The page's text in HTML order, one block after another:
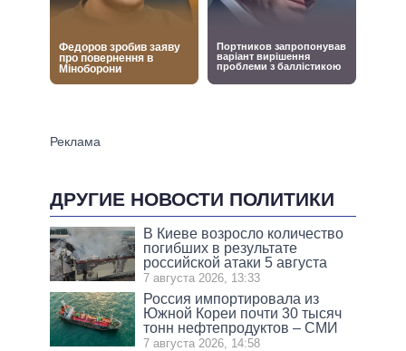
ДРУГИЕ НОВОСТИ ПОЛИТИКИ
В Киеве возросло количество
погибших в результате
российской атаки 5 августа
7 августа 2026, 13:33
Россия импортировала из
Южной Кореи почти 30 тысяч
тонн нефтепродуктов – СМИ
7 августа 2026, 14:58